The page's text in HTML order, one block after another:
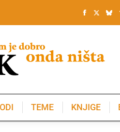
TEME KNJIGE
KNJIGE